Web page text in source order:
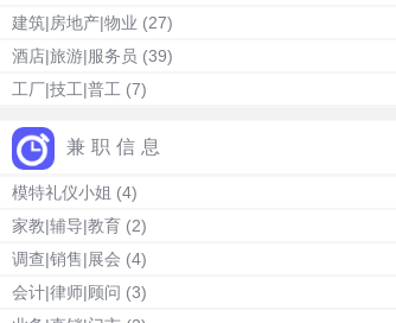
建筑|房地产|物业 (27)
酒店|旅游|服务员 (39)
工厂|技工|普工 (7)
兼职信息
模特礼仪小姐 (4)
家教|辅导|教育 (2)
调查|销售|展会 (4)
会计|律师|顾问 (3)